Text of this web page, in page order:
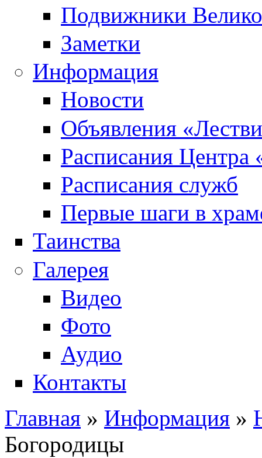
Подвижники
Заметки
Информация
Новости
Объявления
Расписания Центра
Расписания служб
Первые шаги в
Таинства
Галерея
Видео
Фото
Аудио
Контакты
Вы здесь
Главная » Информация »
Богородицы